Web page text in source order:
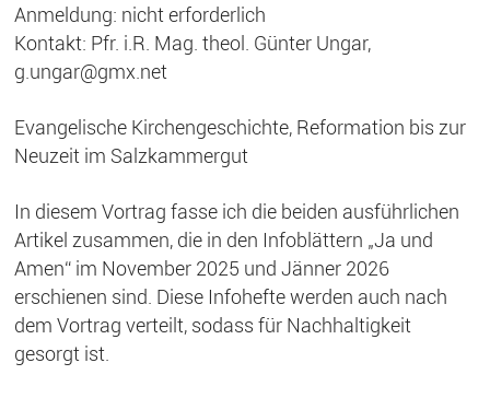
Anmeldung: nicht erforderlich
Kontakt: Pfr. i.R. Mag. theol. Günter Ungar,
g.ungar@gmx.net
Evangelische Kirchengeschichte, Reformation bis zur
Neuzeit im Salzkammergut
In diesem Vortrag fasse ich die beiden ausführlichen
Artikel zusammen, die in den Infoblättern „Ja und
Amen“ im November 2025 und Jänner 2026
erschienen sind. Diese Infohefte werden auch nach
dem Vortrag verteilt, sodass für Nachhaltigkeit
gesorgt ist.